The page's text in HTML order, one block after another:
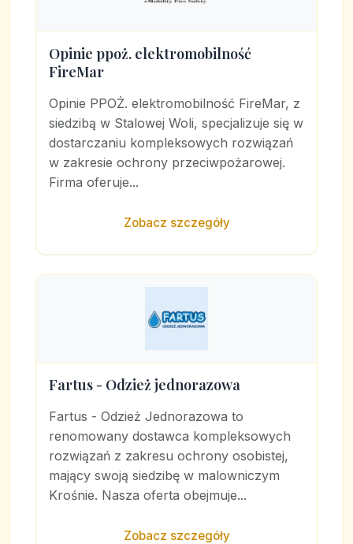
Opinie ppoż. elektromobilność
FireMar
Opinie PPOŻ. elektromobilność FireMar, z
siedzibą w Stalowej Woli, specjalizuje się w
dostarczaniu kompleksowych rozwiązań
w zakresie ochrony przeciwpożarowej.
Firma oferuje...
Zobacz szczegóły
Fartus - Odzież jednorazowa
Fartus - Odzież Jednorazowa to
renomowany dostawca kompleksowych
rozwiązań z zakresu ochrony osobistej,
mający swoją siedzibę w malowniczym
Krośnie. Nasza oferta obejmuje...
Zobacz szczegóły